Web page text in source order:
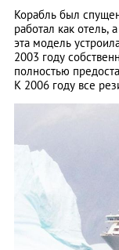
Корабль был
работал как отель,
эта модель
2003 году
полностью
К 2006 году все